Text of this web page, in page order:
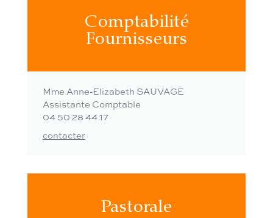
Comptabilité
Fournisseurs
Mme Anne-Elizabeth SAUVAGE
Assistante Comptable
04 50 28 44 17
contacter
Pastorale